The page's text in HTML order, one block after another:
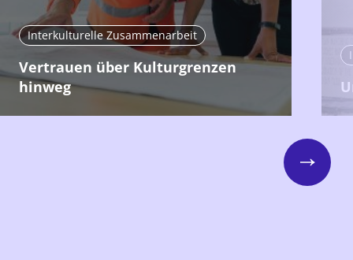
Interkulturelle Zusammenarbeit
Vertrauen über Kulturgrenzen
hinweg
Next